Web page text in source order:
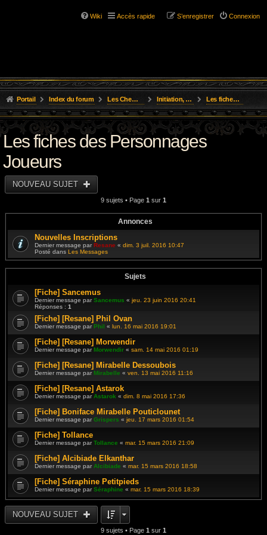
Wiki Accès rapide Connexion
S’enregistrer
Portail Index du forum Les Chemins de L'Aventure Initiation, Scénarios Courts Les fiches des Personnages Joueurs
Les fiches des Personnages
Joueurs
NOUVEAU SUJET
9 sujets • Page 1 sur 1
Annonces
Nouvelles Inscriptions
Dernier message parResane « dim. 3 juil. 2016 10:47
Posté dans Les Messages
Sujets
[Fiche] Sancemus
Dernier message parSancemus « jeu. 23 juin 2016 20:41
Réponses : 1
[Fiche] [Resane] Phil Ovan
Dernier message parPhil « lun. 16 mai 2016 19:01
[Fiche] [Resane] Morwendir
Dernier message parMorwendir « sam. 14 mai 2016 01:19
[Fiche] [Resane] Mirabelle Dessoubois
Dernier message parMirabelle « ven. 13 mai 2016 11:16
[Fiche] [Resane] Astarok
Dernier message parAstarok « dim. 8 mai 2016 17:36
[Fiche] Boniface Mirabelle Pouticlounet
Dernier message parGrispers « jeu. 17 mars 2016 01:54
[Fiche] Tollance
Dernier message parTollance « mar. 15 mars 2016 21:09
[Fiche] Alcibiade Elkanthar
Dernier message par Alcibiade « mar. 15 mars 2016 18:58
[Fiche] Séraphine Petitpieds
Dernier message parSéraphine « mar. 15 mars 2016 18:39
NOUVEAU SUJET
9 sujets • Page 1 sur 1